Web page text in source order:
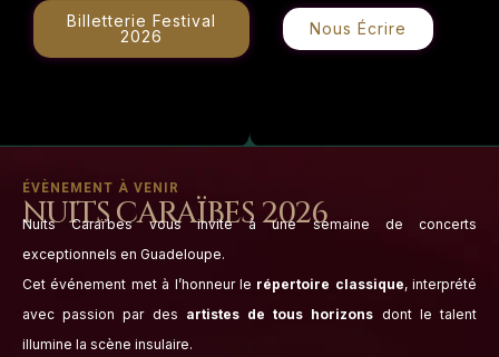
Billetterie Festival
2026
Nous Écrire
ÉVÈNEMENT À VENIR
NUITS CARAÏBES 2026
Nuits Caraïbes vous invite à une semaine de concerts
exceptionnels en Guadeloupe.
Cet événement met à l’honneur le répertoire classique, interprété
avec passion par des artistes de tous horizons dont le talent
illumine la scène insulaire.